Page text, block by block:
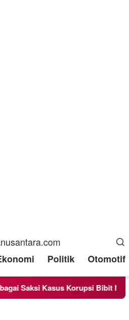
Politik Otomotif
Kasus Korupsi Bibit Nanas